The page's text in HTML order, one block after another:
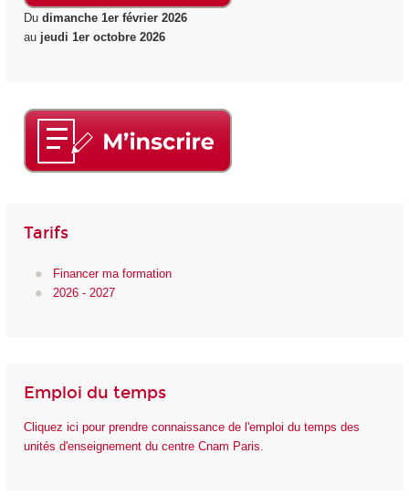
Du dimanche 1er février 2026
au jeudi 1er octobre 2026
Tarifs
Financer ma formation
2026 - 2027
Emploi du temps
Cliquez ici pour prendre connaissance de l'emploi du temps des
unités d'enseignement du centre Cnam Paris.